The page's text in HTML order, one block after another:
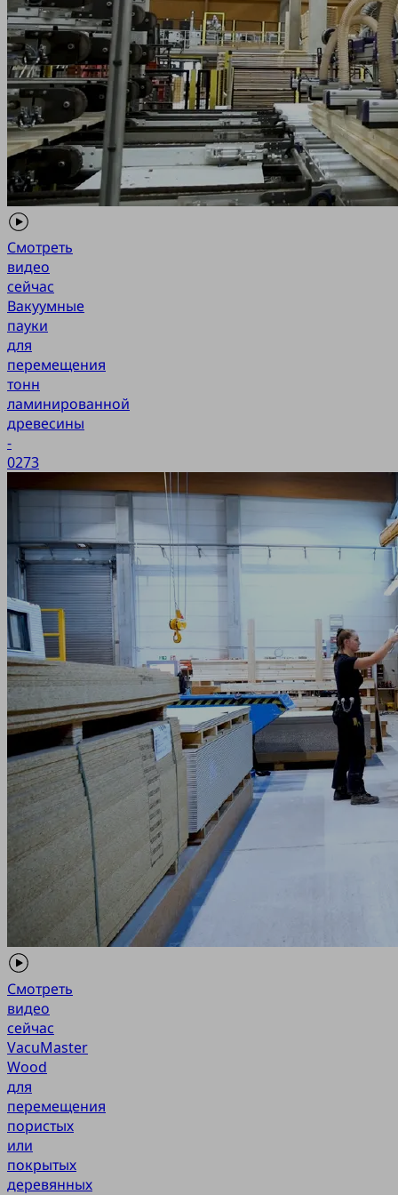
Смотреть
видео
сейчас
Вакуумные
пауки
для
перемещения
тонн
ламинированной
древесины
-
0273
Смотреть
видео
сейчас
VacuMaster
Wood
для
перемещения
пористых
или
покрытых
деревянных